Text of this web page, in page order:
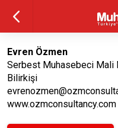
Evren Özmen
Serbest Muhasebeci Mali
Bilirkişi
www.ozmconsultancy.com